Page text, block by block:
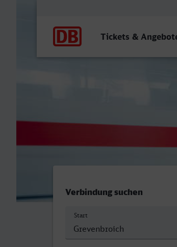
Tickets &
Grevenbroich -
Verbindung suchen
Start